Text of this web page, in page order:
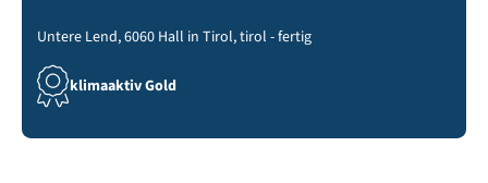
Untere Lend, 6060 Hall in Tirol, tirol - fertig
klimaaktiv Gold